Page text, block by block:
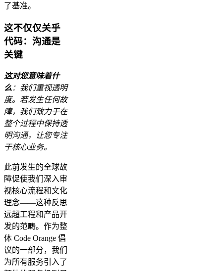
了基准。
这不仅仅关乎
代码：沟通是
关键
这对您意味着什
么：我们重视透明
度。若发生任何故
障，我们致力于在
整个过程中保持透
明沟通，让您专注
于核心业务。
此前发生的全球故
障促使我们深入审
视核心流程和文化
理念——这种反思
远超工程和产品开
发的范畴。作为整
体 Code Orange 倡
议的一部分，我们
为所有服务引入了